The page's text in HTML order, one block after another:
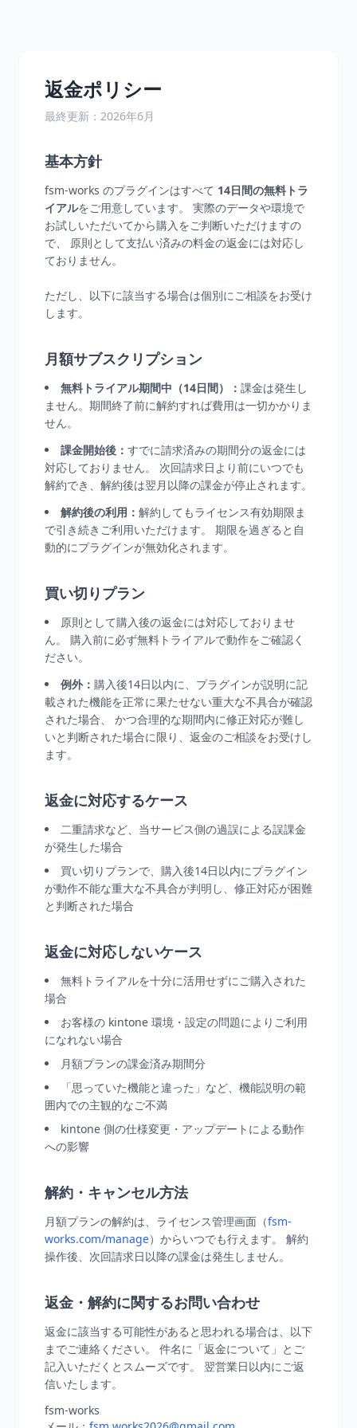
返金ポリシー
最終更新：2026年6月
基本方針
fsm-works のプラグインはすべて 14日間の無料トラ
イアルをご用意しています。 実際のデータや環境で
お試しいただいてから購入をご判断いただけますの
で、 原則として支払い済みの料金の返金には対応し
ておりません。
ただし、以下に該当する場合は個別にご相談をお受け
します。
月額サブスクリプション
無料トライアル期間中（14日間）： 課金は発生し
ません。期間終了前に解約すれば費用は一切かかりま
せん。
課金開始後： すでに請求済みの期間分の返金には
対応しておりません。 次回請求日より前にいつでも
解約でき、解約後は翌月以降の課金が停止されます。
解約後の利用： 解約してもライセンス有効期限ま
で引き続きご利用いただけます。 期限を過ぎると自
動的にプラグインが無効化されます。
買い切りプラン
原則として購入後の返金には対応しておりませ
ん。 購入前に必ず無料トライアルで動作をご確認く
ださい。
例外： 購入後14日以内に、プラグインが説明に記
載された機能を正常に果たせない重大な不具合が確認
された場合、 かつ合理的な期間内に修正対応が難し
いと判断された場合に限り、返金のご相談をお受けし
ます。
返金に対応するケース
二重請求など、当サービス側の過誤による誤課金
が発生した場合
買い切りプランで、購入後14日以内にプラグイン
が動作不能な重大な不具合が判明し、修正対応が困難
と判断された場合
返金に対応しないケース
無料トライアルを十分に活用せずにご購入された
場合
お客様の kintone 環境・設定の問題によりご利用
になれない場合
月額プランの課金済み期間分
「思っていた機能と違った」など、機能説明の範
囲内での主観的なご不満
kintone 側の仕様変更・アップデートによる動作
への影響
解約・キャンセル方法
月額プランの解約は、ライセンス管理画面（fsm-
works.com/manage）からいつでも行えます。 解約
操作後、次回請求日以降の課金は発生しません。
返金・解約に関するお問い合わせ
返金に該当する可能性があると思われる場合は、以下
までご連絡ください。 件名に「返金について」とご
記入いただくとスムーズです。 翌営業日以内にご返
信いたします。
fsm-works